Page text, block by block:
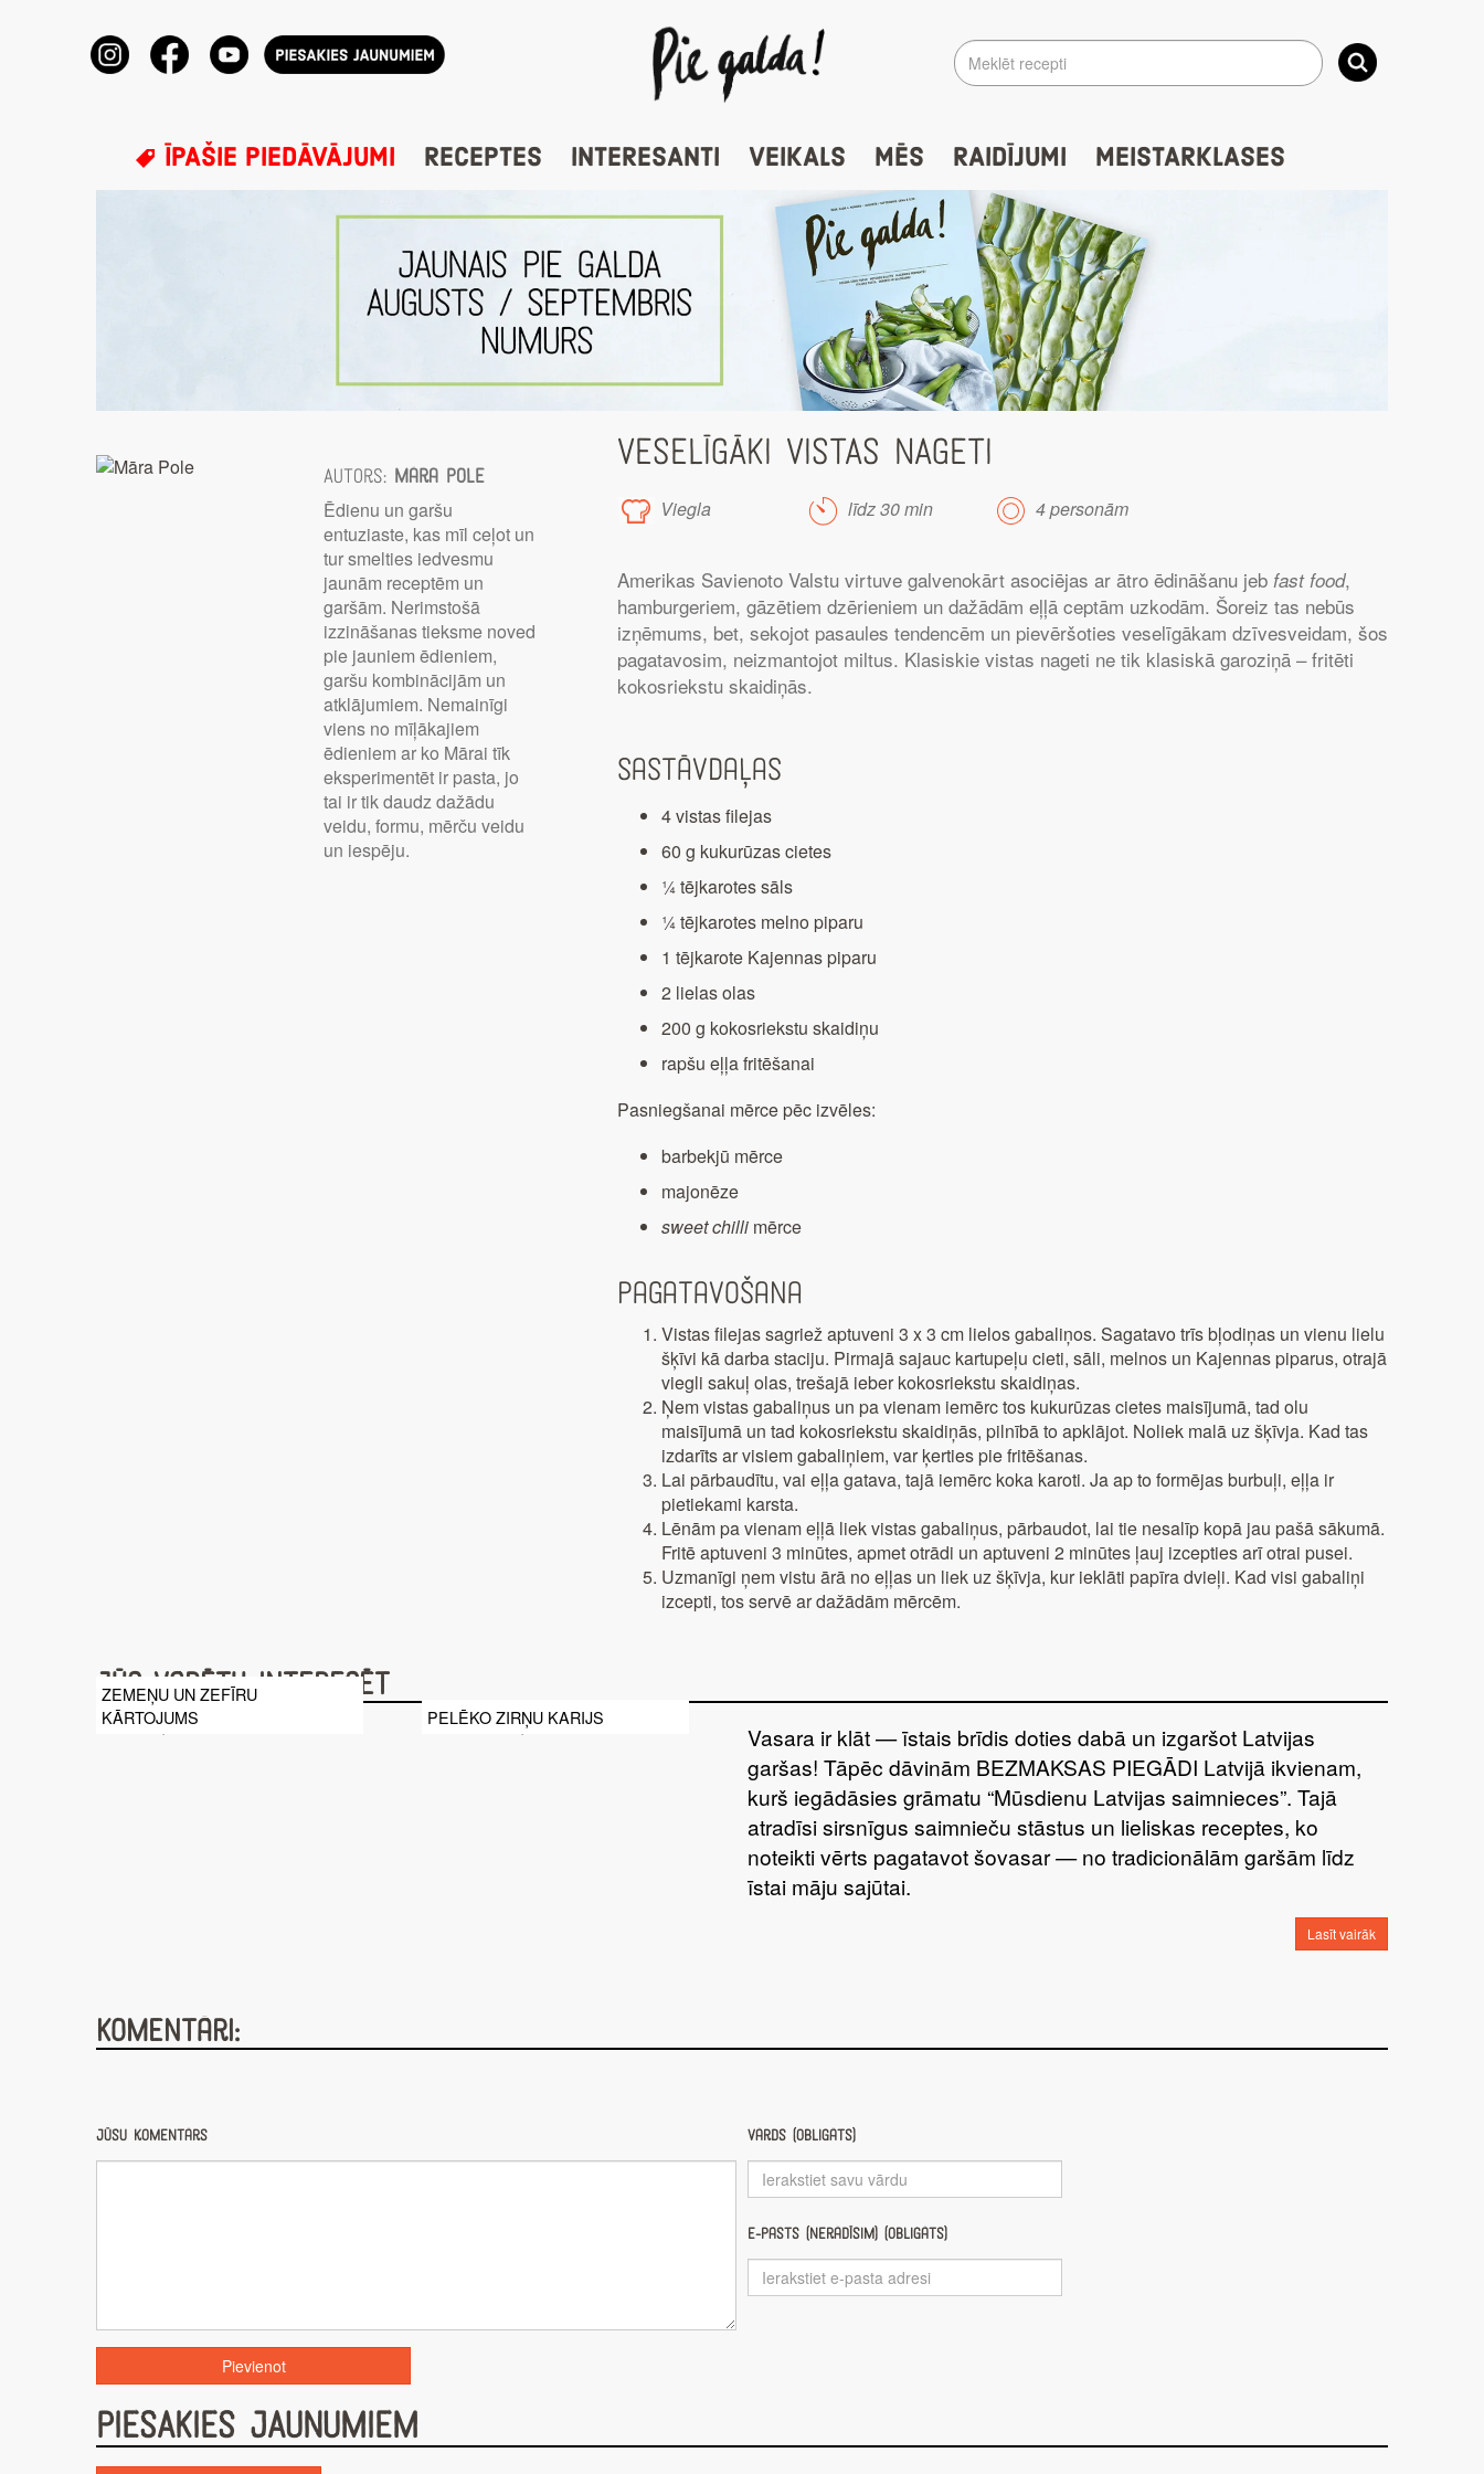
ĪPAŠIE PIEDĀVĀJUMI RECEPTES INTERESANTI VEIKALS MĒS RAIDĪJUMI MEISTARKLASES
Autors: Māra Pole
Ēdienu un garšu
entuziaste, kas mīl ceļot un
tur smelties iedvesmu
jaunām receptēm un
garšām. Nerimstošā
izzināšanas tieksme noved
pie jauniem ēdieniem,
garšu kombinācijām un
atklājumiem. Nemainīgi
viens no mīļākajiem
ēdieniem ar ko Mārai tīk
eksperimentēt ir pasta, jo
tai ir tik daudz dažādu
veidu, formu, mērču veidu
un iespēju.
VESELĪGĀKI VISTAS NAGETI
Viegla līdz 30 min 4 personām
Amerikas Savienoto Valstu virtuve galvenokārt asociējas ar ātro ēdināšanu jeb fast food,
hamburgeriem, gāzētiem dzērieniem un dažādām eļļā ceptām uzkodām. Šoreiz tas nebūs
izņēmums, bet, sekojot pasaules tendencēm un pievēršoties veselīgākam dzīvesveidam, šos
pagatavosim, neizmantojot miltus. Klasiskie vistas nageti ne tik klasiskā garoziņā – fritēti
kokosriekstu skaidiņās.
Sastāvdaļas
4 vistas filejas
60 g kukurūzas cietes
¼ tējkarotes sāls
¼ tējkarotes melno piparu
1 tējkarote Kajennas piparu
2 lielas olas
200 g kokosriekstu skaidiņu
rapšu eļļa fritēšanai
Pasniegšanai mērce pēc izvēles:
barbekjū mērce
majonēze
sweet chilli mērce
Pagatavošana
Vistas filejas sagriež aptuveni 3 x 3 cm lielos gabaliņos. Sagatavo trīs bļodiņas un vienu lielu
šķīvi kā darba staciju. Pirmajā sajauc kartupeļu cieti, sāli, melnos un Kajennas piparus, otrajā
viegli sakuļ olas, trešajā ieber kokosriekstu skaidiņas.
Ņem vistas gabaliņus un pa vienam iemērc tos kukurūzas cietes maisījumā, tad olu
maisījumā un tad kokosriekstu skaidiņās, pilnībā to apklājot. Noliek malā uz šķīvja. Kad tas
izdarīts ar visiem gabaliņiem, var ķerties pie fritēšanas.
Lai pārbaudītu, vai eļļa gatava, tajā iemērc koka karoti. Ja ap to formējas burbuļi, eļļa ir
pietiekami karsta.
Lēnām pa vienam eļļā liek vistas gabaliņus, pārbaudot, lai tie nesalīp kopā jau pašā sākumā.
Fritē aptuveni 3 minūtes, apmet otrādi un aptuveni 2 minūtes ļauj izcepties arī otrai pusei.
Uzmanīgi ņem vistu ārā no eļļas un liek uz šķīvja, kur ieklāti papīra dvieļi. Kad visi gabaliņi
izcepti, tos servē ar dažādām mērcēm.
Jūs varētu interesēt
ZEMEŅU UN ZEFĪRU
KĀRTOJUMS
PELĒKO ZIRŅU KARIJS
Vasara ir klāt — īstais brīdis doties dabā un izgaršot Latvijas
garšas! Tāpēc dāvinām BEZMAKSAS PIEGĀDI Latvijā ikvienam,
kurš iegādāsies grāmatu “Mūsdienu Latvijas saimnieces”. Tajā
atradīsi sirsnīgus saimnieču stāstus un lieliskas receptes, ko
noteikti vērts pagatavot šovasar — no tradicionālām garšām līdz
īstai māju sajūtai.
Lasīt vairāk
Komentāri:
Jūsu komentārs Vārds (obligāts)
E-pasts (nerādīsim) (obligāts)
PIESAKIES JAUNUMIEM